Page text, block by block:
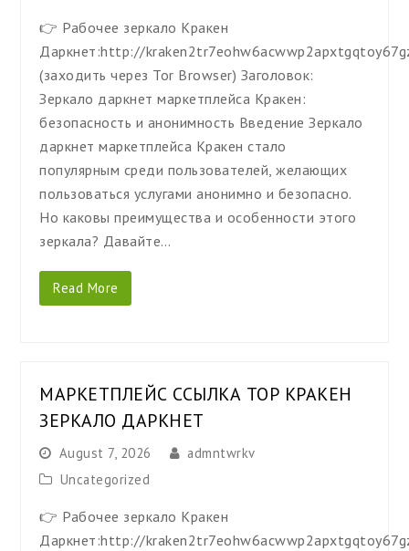
👉 Рабочее зеркало Кракен
Даркнет:http://
(заходить через Tor Browser) Заголовок:
Зеркало даркнет маркетплейса Кракен:
безопасность и анонимность Введение Зеркало
даркнет маркетплейса Кракен стало
популярным среди пользователей, желающих
пользоваться услугами анонимно и безопасно.
Но каковы преимущества и особенности этого
зеркала? Давайте…
Read More
МАРКЕТПЛЕЙС ССЫЛКА ТОР КРАКЕН
ЗЕРКАЛО ДАРКНЕТ
August 7, 2026
admntwrkv
Uncategorized
👉 Рабочее зеркало Кракен
Даркнет:http://